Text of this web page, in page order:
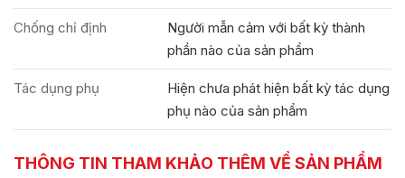
Chống chỉ định
Người mẫn cảm với bất kỳ thành
phần nào của sản phẩm
Tác dụng phụ
Hiện chưa phát hiện bất kỳ tác dụng
phụ nào của sản phẩm
THÔNG TIN THAM KHẢO THÊM VỀ SẢN PHẨM